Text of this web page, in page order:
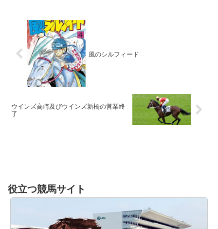
風のシルフィード
ウインズ高崎及びウインズ新橋の営業終
了
役立つ競馬サイト